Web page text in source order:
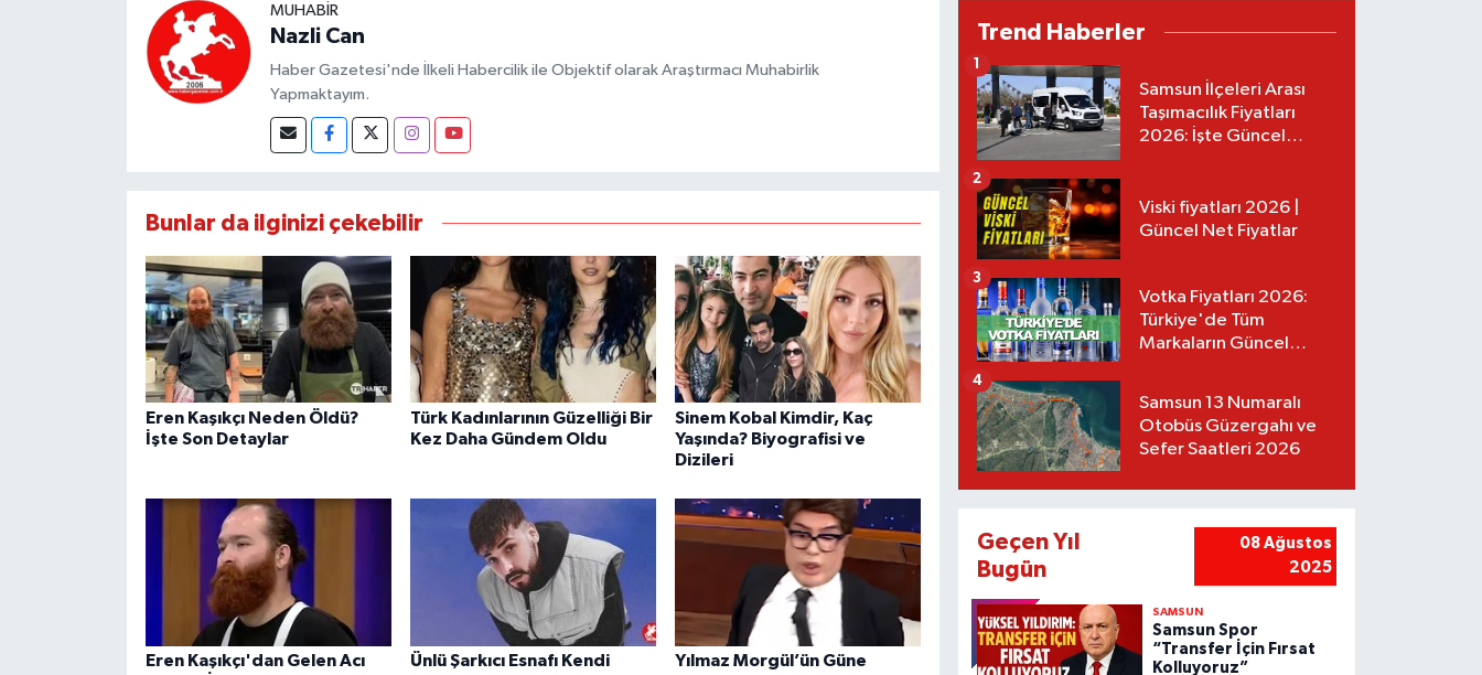
MUHABIR
Nazli Can
Haber Gazetesi'nde İlkeli Habercilik ile Objektif olarak Araştırmacı Muhabirlik
Yapmaktayım.
Bunlar da ilginizi çekebilir
Eren Kaşıkçı Neden Öldü?
İşte Son Detaylar
Türk Kadınlarının Güzelliği Bir
Kez Daha Gündem Oldu
Sinem Kobal Kimdir, Kaç
Yaşında? Biyografisi ve
Dizileri
Eren Kaşıkçı'dan Gelen Acı
Ünlü Şarkıcı Esnafı Kendi
Yılmaz Morgül’ün Güne
Trend Haberler
Samsun İlçeleri Arası
Taşımacılık Fiyatları
2026: İşte Güncel
1
Viski fiyatları 2026 |
Güncel Net Fiyatlar
2
Votka Fiyatları 2026:
Türkiye'de Tüm
Markaların Güncel
3
Samsun 13 Numaralı
Otobüs Güzergahı ve
Sefer Saatleri 2026
4
Geçen Yıl
Bugün
08 Ağustos
2025
SAMSUN
Samsun Spor
“Transfer İçin Fırsat
Kolluyoruz”